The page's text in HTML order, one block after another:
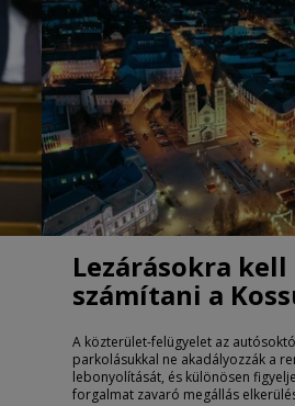
Lezárásokra kell
számítani a
A közterület-felügyelet az
parkolásukkal ne akadályozzák a
lebonyolítását, és különösen
forgalmat zavaró megállás